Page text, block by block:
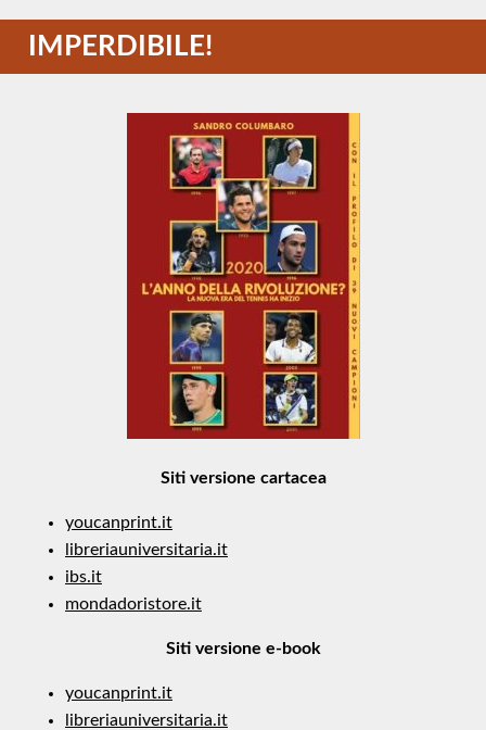
IMPERDIBILE!
Siti versione cartacea
youcanprint.it
libreriauniversitaria.it
ibs.it
mondadoristore.it
Siti versione e-book
youcanprint.it
libreriauniversitaria.it